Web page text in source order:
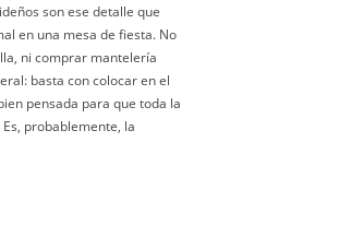
son ese detalle que
en una mesa de fiesta. No
ni comprar mantelería
basta con colocar en el
pensada para que toda la
probablemente, la